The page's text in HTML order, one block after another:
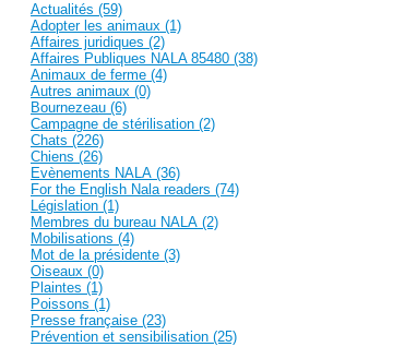
Actualités (59)
Adopter les animaux (1)
Affaires juridiques (2)
Affaires Publiques NALA 85480 (38)
Animaux de ferme (4)
Autres animaux (0)
Bournezeau (6)
Campagne de stérilisation (2)
Chats (226)
Chiens (26)
Evènements NALA (36)
For the English Nala readers (74)
Législation (1)
Membres du bureau NALA (2)
Mobilisations (4)
Mot de la présidente (3)
Oiseaux (0)
Plaintes (1)
Poissons (1)
Presse française (23)
Prévention et sensibilisation (25)